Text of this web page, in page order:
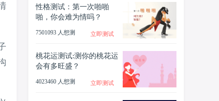
性格测试：第一次啪啪
啪，你会难为情吗？
7501093 人想测 立即测试
桃花运测试:测你的桃花运
会有多旺盛？
4023460 人想测 立即测试